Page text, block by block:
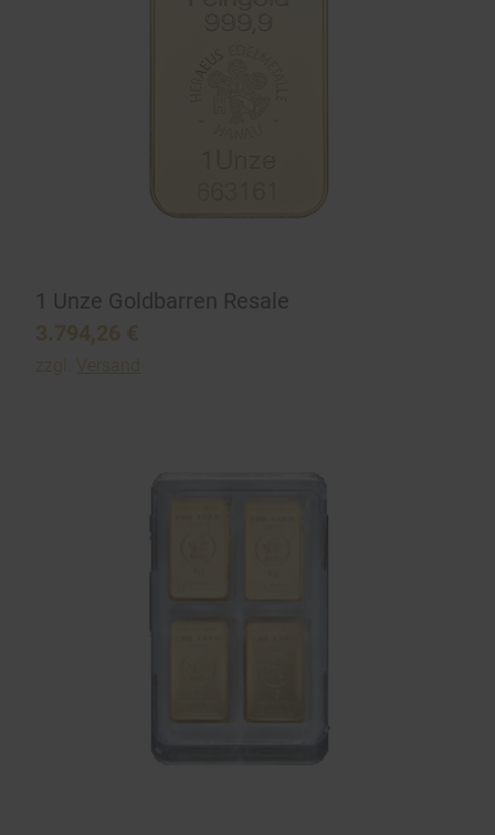
1 Unze Goldbarren Resale
3.794,26 €
zzgl. Versand